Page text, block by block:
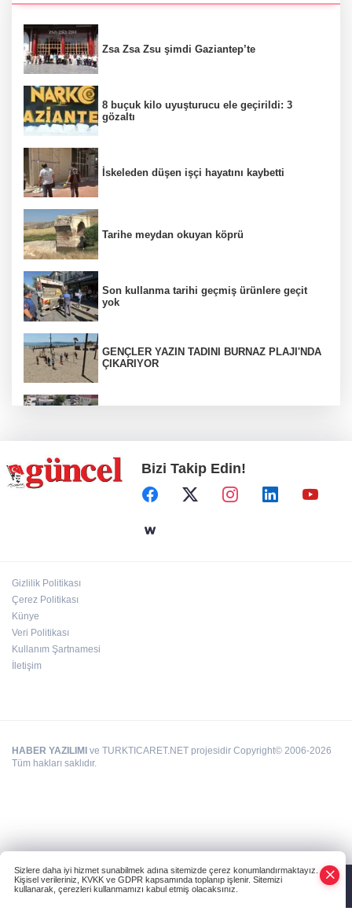
Zsa Zsa Zsu şimdi Gaziantep’te
8 buçuk kilo uyuşturucu ele geçirildi: 3
gözaltı
İskeleden düşen işçi hayatını kaybetti
Tarihe meydan okuyan köprü
Son kullanma tarihi geçmiş ürünlere geçit
yok
GENÇLER YAZIN TADINI BURNAZ PLAJI'NDA
ÇIKARIYOR
Otoyolda plaka gizleyerek seyreden araca 140
bin TL ceza
Bizi Takip Edin!
Gizlilik Politikası
Çerez Politikası
Künye
Veri Politikası
Kullanım Şartnamesi
İletişim
HABER YAZILIMI ve TURKTICARET.NET projesidir Copyright© 2006-2026
Tüm hakları saklıdır.
Sizlere daha iyi hizmet sunabilmek adına sitemizde çerez konumlandırmaktayız.
Kişisel verileriniz, KVKK ve GDPR kapsamında toplanıp işlenir. Sitemizi
kullanarak, çerezleri kullanmamızı kabul etmiş olacaksınız.